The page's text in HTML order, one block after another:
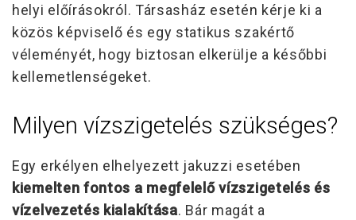
helyi előírásokról. Társasház esetén kérje ki a
közös képviselő és egy statikus szakértő
véleményét, hogy biztosan elkerülje a későbbi
kellemetlenségeket.
Milyen vízszigetelés szükséges?
Egy erkélyen elhelyezett jakuzzi esetében
kiemelten fontos a megfelelő vízszigetelés és
vízelvezetés kialakítása. Bár magát a